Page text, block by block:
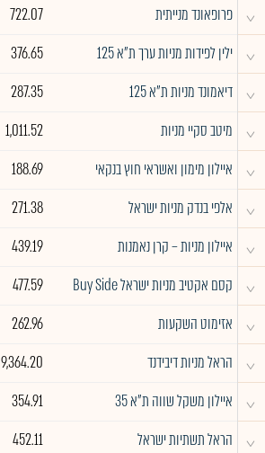
^ פרופאונד מנייתית 722.07
^ ילין לפידות מניות ערך ת"א 125 376.65
^ דיאמונד מניות ת"א 125 287.35
^ מיטב סקיי מניות 1,011.52
^ איילון מימון ואשראי חוץ בנקאי 188.69
^ אלפי בנדק מניות ישראל 271.38
^ איילון מניות – קרן נאמנות 439.19
^ קסם אקטיב מניות ישראל Buy Side 477.59
^ אזימוט השקעות 262.96
^ הראל מניות דיבידנד 9,364.20
^ איילון משקל שווה ת"א 35 354.91
^ הראל תשתיות ישראל 452.11